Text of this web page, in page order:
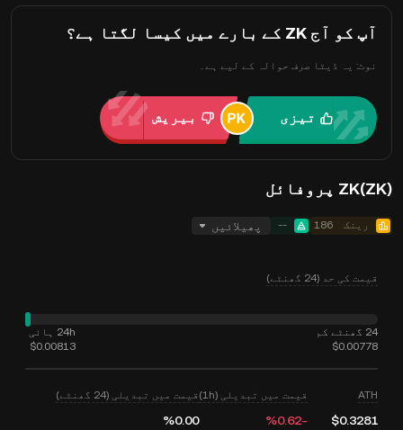
آپ کو آج ZK کے بارے میں کیسا لگتا ہے؟
نوٹ: یہ ڈیٹا صرف حوالہ کے لیے ہے۔
تیزی بیریش
ZK(ZK) پروفائل
رینک 186
-- پھیلائیں
قیمت کی حد (24 گھنٹے)
24 گھنٹے کم
$0.00778
24h ہائی
$0.00813
ATH
$0.3281
قیمت میں تبدیلی (1h)
‮-‭0.62‬%‬
قیمت میں تبدیلی (24 گھنٹے)
‮‭0.00‬%‬